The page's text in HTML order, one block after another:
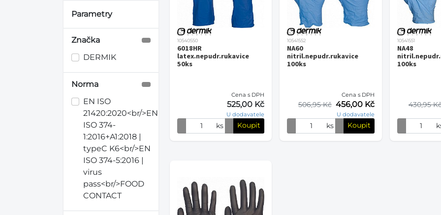
Parametry
Značka
DERMIK
Norma
EN ISO
21420:2020<br/>EN
ISO 374-
1:2016+A1:2018 |
typeC K6<br/>EN
ISO 374-5:2016 |
virus
pass<br/>FOOD
CONTACT
10540550
6018HR
latex.nepudr.rukavice
50ks
Cena s DPH
525,00 Kč
U dodavatele
ks Koupit
10541552
NA60
nitril.nepudr.rukavice
100ks
Cena s DPH
506,95 Kč 456,00 Kč
U dodavatele
ks Koupit
10541551
NA48
100ks
430,95